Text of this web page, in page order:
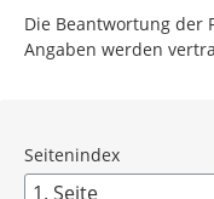
Die Beantwortung der
Angaben werden
Seitenindex